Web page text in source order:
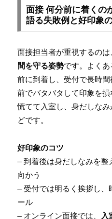
面接 何分前に着くの
語る失敗例と好印象
面接担当者が重視するのは
間を守る姿勢です。よく
前に到着し、受付で長時
前でバタバタして印象を
慌てて入室し、身だしな
どです。
好印象のコツ
– 到着後は身だしなみを整
向かう
– 受付では明るく挨拶し、
ール
– オンライン面接では、
入